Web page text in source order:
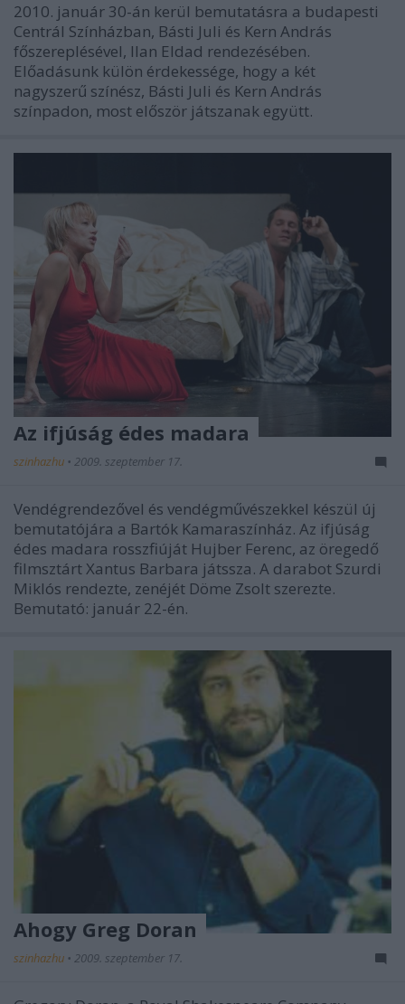
2010. január 30-án kerül bemutatásra a budapesti
Centrál Színházban, Básti Juli és Kern András
főszereplésével, Ilan Eldad rendezésében.
Előadásunk külön érdekessége, hogy a két
nagyszerű színész, Básti Juli és Kern András
színpadon, most először játszanak együtt.
Az ifjúság édes madara
szinhazhu • 2009. szeptember 17.
Vendégrendezővel és vendégművészekkel készül új
bemutatójára a Bartók Kamaraszínház. Az ifjúság
édes madara rosszfiúját Hujber Ferenc, az öregedő
filmsztárt Xantus Barbara játssza. A darabot Szurdi
Miklós rendezte, zenéjét Döme Zsolt szerezte.
Bemutató: január 22-én.
Ahogy Greg Doran
szinhazhu • 2009. szeptember 17.